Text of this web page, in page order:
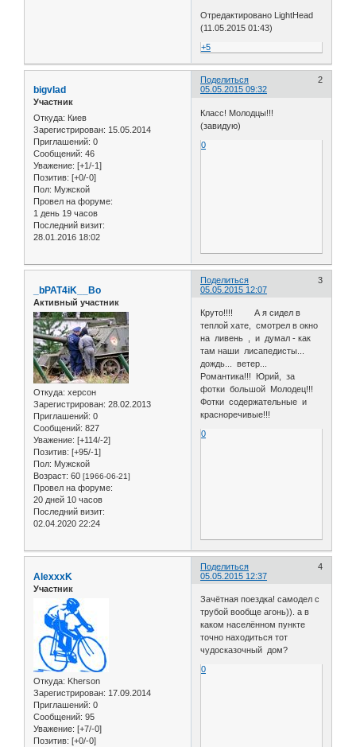
Отредактировано LightHead
(11.05.2015 01:43)
+5
Поделиться
2
05.05.2015 09:32
bigvlad
Участник
Откуда: Киев
Зарегистрирован: 15.05.2014
Приглашений: 0
Сообщений: 46
Уважение: [+1/-1]
Позитив: [+0/-0]
Пол: Мужской
Провел на форуме:
1 день 19 часов
Последний визит:
28.01.2016 18:02
Класс! Молодцы!!!
(завидую)
0
Поделиться
3
05.05.2015 12:07
_bPAT4iK__Bo
Активный участник
Откуда: херсон
Зарегистрирован: 28.02.2013
Приглашений: 0
Сообщений: 827
Уважение: [+114/-2]
Позитив: [+95/-1]
Пол: Мужской
Возраст: 60 [1966-06-21]
Провел на форуме:
20 дней 10 часов
Последний визит:
02.04.2020 22:24
Круто!!!! А я сидел в
теплой хате, смотрел в окно
на ливень , и думал - как
там наши лисапедисты...
дождь... ветер...
Романтика!!! Юрий, за
фотки большой Молодец!!!
Фотки содержательные и
красноречивые!!!
0
Поделиться
4
05.05.2015 12:37
AlexxxK
Участник
Откуда: Kherson
Зарегистрирован: 17.09.2014
Приглашений: 0
Сообщений: 95
Уважение: [+7/-0]
Позитив: [+0/-0]
Зачётная поездка! самодел с
трубой вообще агонь)). а в
каком населённом пункте
точно находиться тот
чудосказочный дом?
0